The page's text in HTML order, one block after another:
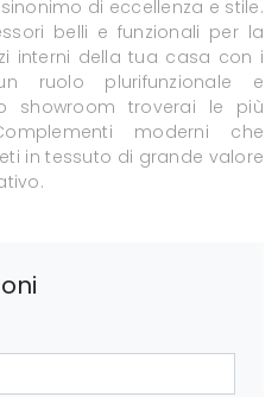
di eccellenza e stile.
belli e funzionali per la
interni della tua casa con i
ruolo plurifunzionale e
showroom troverai le più
moderni che
in tessuto di grande valore